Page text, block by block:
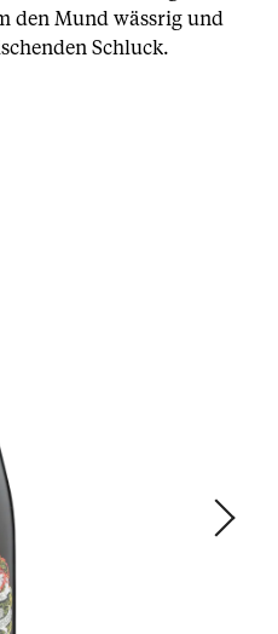
den Mund wässrig und
Schluck.